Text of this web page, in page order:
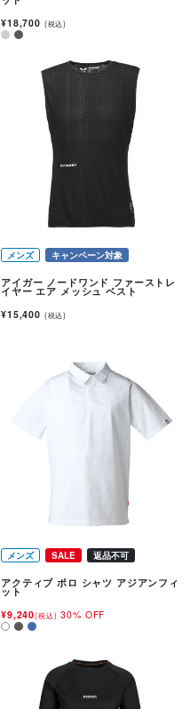
¥18,700 (税込)
メンズ キャンペーン対象
アイガー ノードワンド ファーストレ
イヤー エア メッシュ ベスト
¥15,400 (税込)
メンズ SALE 返品不可
アクティブ ポロ シャツ アジアンフィ
ット
¥9,240(税込) 30% OFF